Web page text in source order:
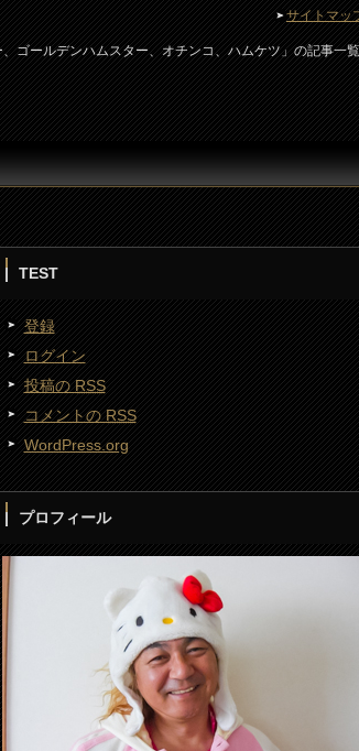
ゴールデンハムスター、オチンコ、ハムケツ」の記事一覧
TEST
登録
ログイン
投稿のRSS
コメントのRSS
WordPress.org
プロフィール
サイトマッ